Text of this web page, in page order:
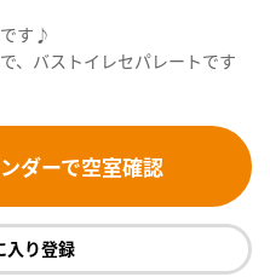
す♪
、バストイレセパレートです
ダーで空室確認
入り登録